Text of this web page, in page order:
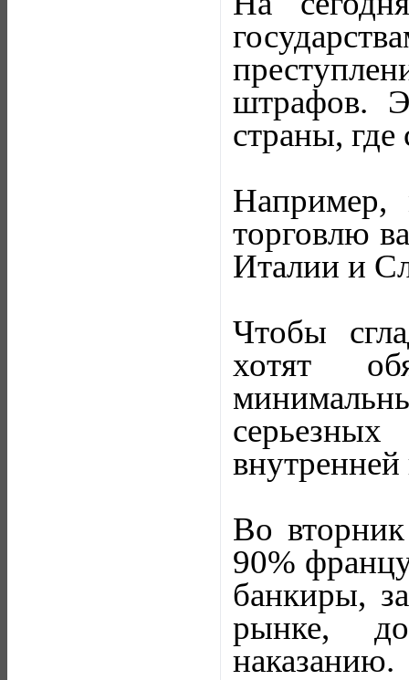
штрафов.
страны,
Например,
торговлю
Италии и
Чтобы
хотят
Во
90%
банкиры,
рынке,
наказанию.